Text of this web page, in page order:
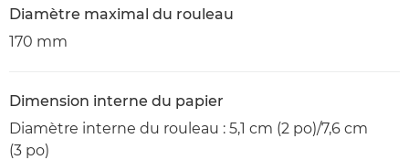
Diamètre maximal du rouleau
170 mm
Dimension interne du papier
Diamètre interne du rouleau : 5,1 cm (2 po)/7,6 cm
(3 po)